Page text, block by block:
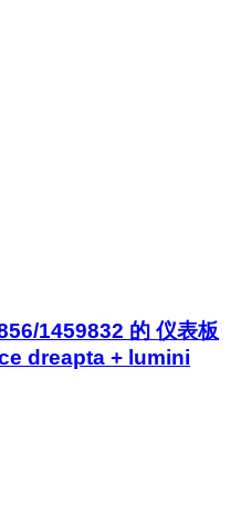
1459832 的 仪表板
dreapta + lumini